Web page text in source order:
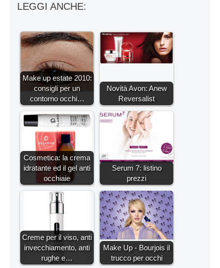
LEGGI ANCHE:
Make up estate 2010:
consigli per un
contorno occhi…
Novità Avon: Anew
Reversalist
Cosmetica: la crema
idratante ed il gel anti
occhiaie
Serum 7: listino
prezzi
Creme per il viso, anti
invecchiamento, anti
rughe e…
Make Up - Bourjois il
trucco per occhi